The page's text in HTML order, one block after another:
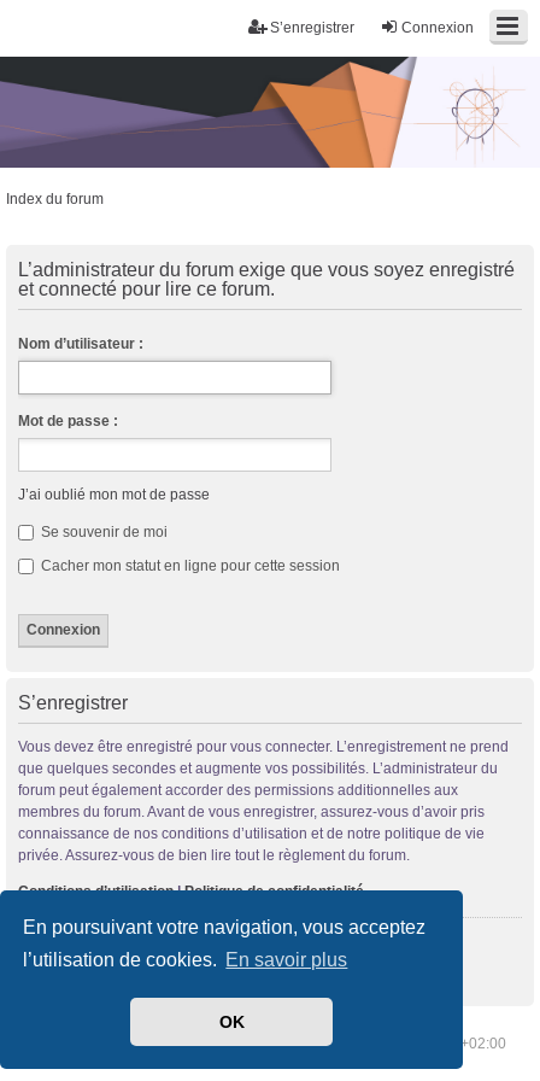
En poursuivant votre navigation, vous acceptez
l’utilisation de cookies. En savoir plus
OK
Connexion
S’enregistrer
Index du forum
L’administrateur du forum exige que vous soyez enregistré
et connecté pour lire ce forum.
Nom d’utilisateur :
Mot de passe :
J’ai oublié mon mot de passe
Se souvenir de moi
Cacher mon statut en ligne pour cette session
S’enregistrer
Vous devez être enregistré pour vous connecter. L’enregistrement ne prend
que quelques secondes et augmente vos possibilités. L’administrateur du
forum peut également accorder des permissions additionnelles aux
membres du forum. Avant de vous enregistrer, assurez-vous d’avoir pris
connaissance de nos conditions d’utilisation et de notre politique de vie
privée. Assurez-vous de bien lire tout le règlement du forum.
Conditions d’utilisation|Politique de confidentialité
S’enregistrer
Supprimer les cookies Heures au format UTC+02:00